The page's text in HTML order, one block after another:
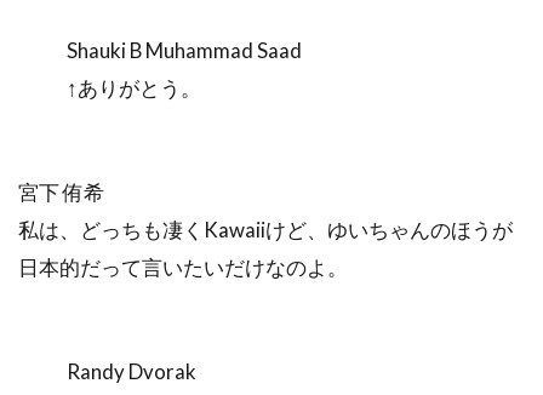
Shauki B Muhammad Saad
↑ありがとう。
宮下 侑希
私は、どっちも凄くKawaiiけど、ゆいちゃんのほうが
日本的だって言いたいだけなのよ。
Randy Dvorak